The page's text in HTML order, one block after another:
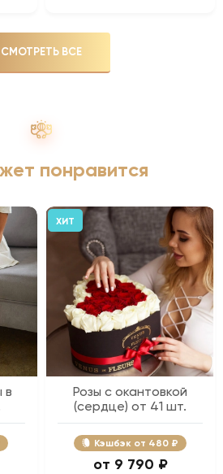
СМОТРЕТЬ ВСЕ
понравится
в
ХИТ
Розы с окантовкой
(сердце) от 41 шт.
Кэшбэк 480 ₽
9 790 ₽